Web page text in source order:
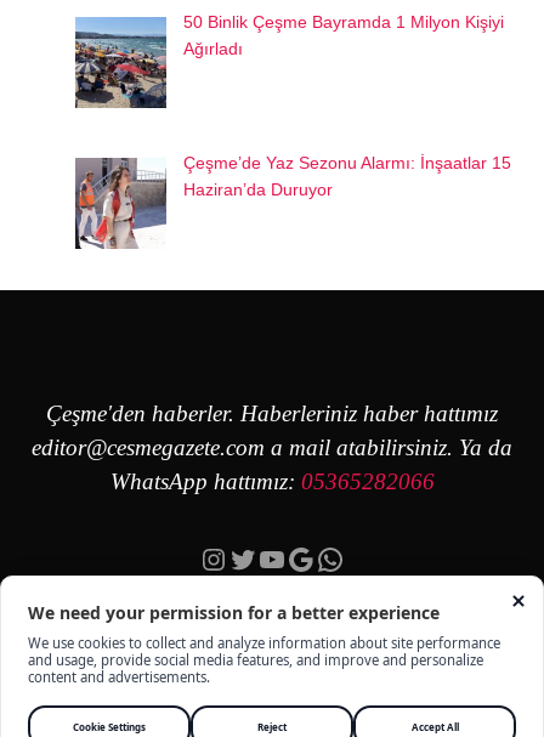
50 Binlik Çeşme Bayramda 1 Milyon Kişiyi
Ağırladı
Çeşme’de Yaz Sezonu Alarmı: İnşaatlar 15
Haziran’da Duruyor
Çeşme'den haberler. Haberleriniz haber hattımız
editor@cesmegazete.com a mail atabilirsiniz. Ya da
WhatsApp hattımız: 05365282066
Instagram
Twitter
YouTube
Google
https://wa.me/
ÇEŞME GAZETE - TÜM HAKKI SAKLIDIR - KÜNYE